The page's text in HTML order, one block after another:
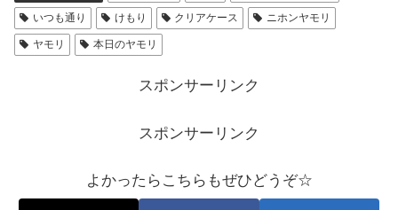
いつも通り けもり クリアケース ニホンヤモリ
ヤモリ 本日のヤモリ
スポンサーリンク
スポンサーリンク
よかったらこちらもぜひどうぞ☆